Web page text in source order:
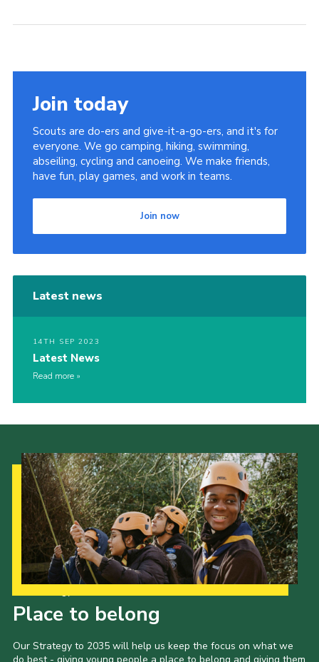
Join today
Scouts are do-ers and give-it-a-go-ers, and it's for
everyone. We go camping, hiking, swimming,
abseiling, cycling and canoeing. We make friends,
have fun, play games, and work in teams.
Join now
Latest news
14TH SEP 2023
Latest News
Read more
Place to belong
Our Strategy to 2035 will help us keep the focus on what we